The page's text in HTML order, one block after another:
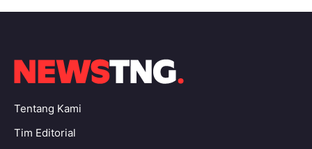
Tentang Kami
Tim Editorial